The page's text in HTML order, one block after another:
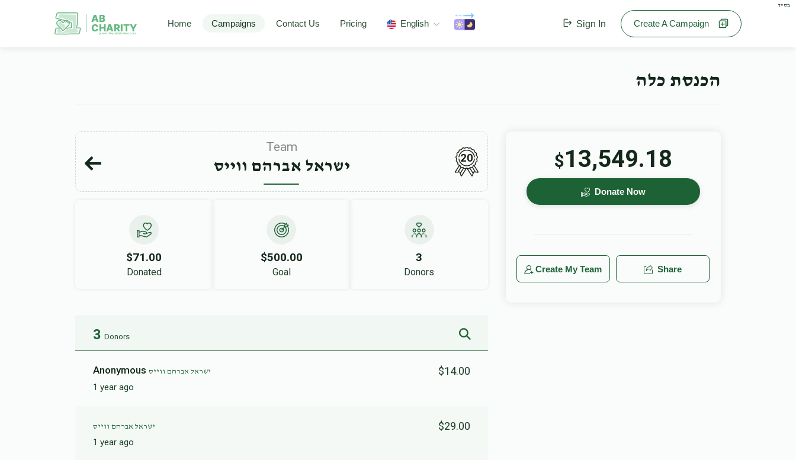
בס"ד
AB
CHARITY
powerd by ahblicklive.com
Home Campaigns Contact Us Pricing English Sign In Create A Campaign
הכנסת כלה
Team
ישראל אברהם ווייס 20
$71.00
Donated
$500.00
Goal
3
Donors
3 Donors
Anonymous ישראל אברהם ווייס
1 year ago
$14.00
ישראל אברהם ווייס
1 year ago
$29.00
$13,549.18
Donate Now
Create My Team Share